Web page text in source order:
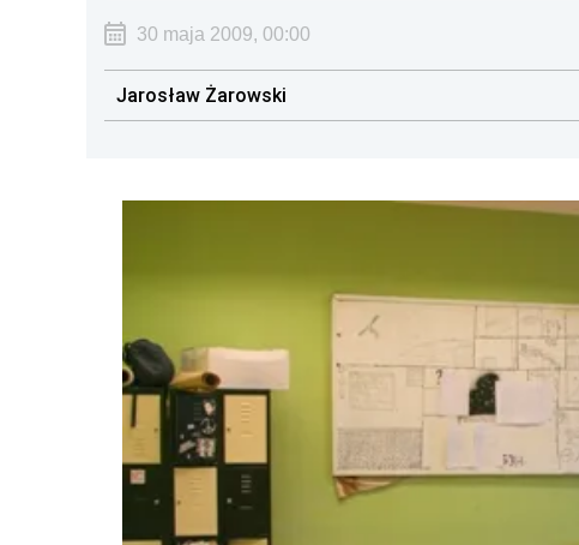
30 maja 2009, 00:00
Jarosław Żarowski